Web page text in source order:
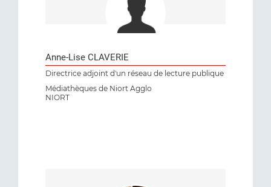
Anne-Lise CLAVERIE
Directrice adjoint d'un réseau de lecture publique
Médiathèques de Niort Agglo
NIORT